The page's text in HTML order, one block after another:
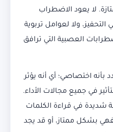
لا يعود الاضطراب
ولا لعوامل تربوية
العصبية التي ترافق
بأنه اختصاصي؛ أي أنه يؤثر
في جميع مجالات الأداء.
في قراءة الكلمات
بشكل ممتاز، أو قد يجد